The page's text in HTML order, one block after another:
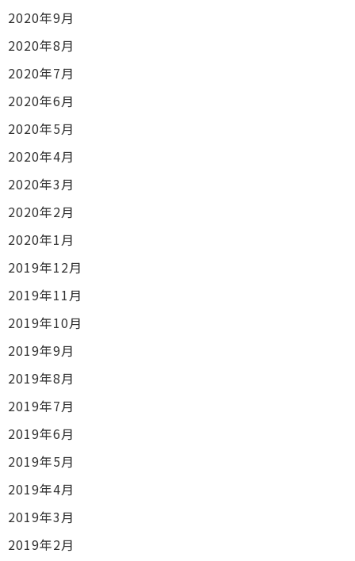
2020年9月
2020年8月
2020年7月
2020年6月
2020年5月
2020年4月
2020年3月
2020年2月
2020年1月
2019年12月
2019年11月
2019年10月
2019年9月
2019年8月
2019年7月
2019年6月
2019年5月
2019年4月
2019年3月
2019年2月